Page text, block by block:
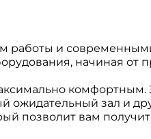
работы и
начиная от
комфортным.
ожидательный зал и
позволит вам